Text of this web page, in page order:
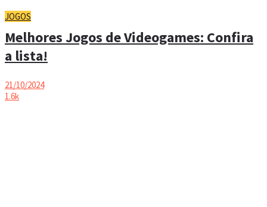
JOGOS
Melhores Jogos de Videogames: Confira
a lista!
21/10/2024
1.6k